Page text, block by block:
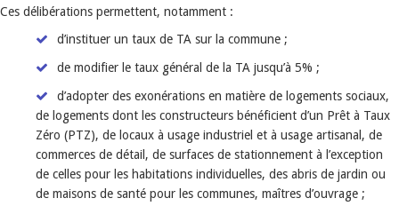
Ces délibérations permettent, notamment :
d’instituer un taux de TA sur la commune ;
de modifier le taux général de la TA jusqu’à 5% ;
d’adopter des exonérations en matière de logements sociaux,
de logements dont les constructeurs bénéficient d’un Prêt à Taux
Zéro (PTZ), de locaux à usage industriel et à usage artisanal, de
commerces de détail, de surfaces de stationnement à l’exception
de celles pour les habitations individuelles, des abris de jardin ou
de maisons de santé pour les communes, maîtres d’ouvrage ;